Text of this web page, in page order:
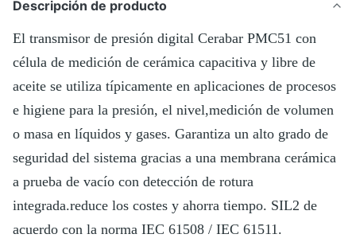
Descripción de producto
El transmisor de presión digital Cerabar PMC51 con
célula de medición de cerámica capacitiva y libre de
aceite se utiliza típicamente en aplicaciones de procesos
e higiene para la presión, el nivel,medición de volumen
o masa en líquidos y gases. Garantiza un alto grado de
seguridad del sistema gracias a una membrana cerámica
a prueba de vacío con detección de rotura
integrada.reduce los costes y ahorra tiempo. SIL2 de
acuerdo con la norma IEC 61508 / IEC 61511.